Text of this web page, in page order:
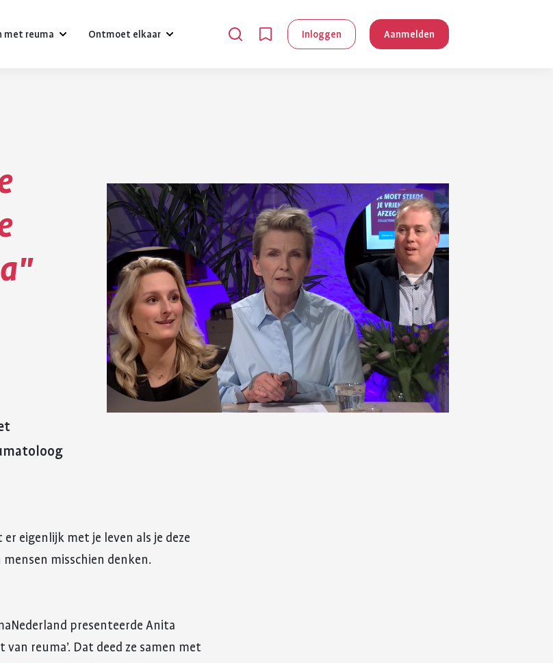
Diagnose reuma:
wat nu?
Je hebt gehoord dat je reuma
hebt. Dat is schrikken. Er
komt veel op je af. Je moet
wennen aan leven met
reuma. Hier lees je hoe je met
deze eerste periode om kunt
gaan.
Meer over de eerste
periode met reuma
met reuma
gezondheid en reuma
leefstijl
en aanpassingen
en zwangerschap
voor een ander met reuma
Voeding en
reuma
Gezonde voeding is
belangrijk voor je
gezondheid. Bij reuma kan
gezond eten helpen om je
fitter te voelen en je
weerstand te versterken.
Meer over voeding en
reuma
Ontmoet elkaar
Activiteiten
Lotgenoten zoeken
Inloggen Aanmelden
eigenlijk met je leven als je deze
misschien denken.
presenteerde Anita
reuma’. Dat deed ze samen met